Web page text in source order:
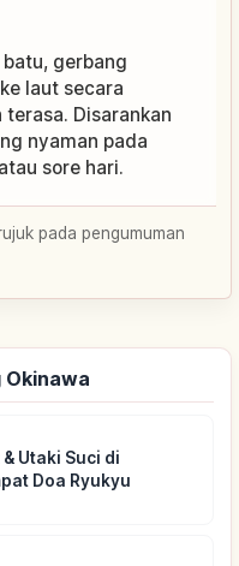
gerbang
laut secara
Disarankan
nyaman pada
sore hari.
pada pengumuman
Utaki Suci di
Doa Ryukyu